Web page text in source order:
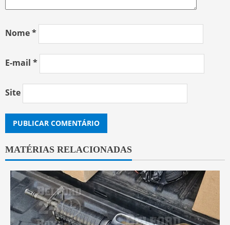
Nome*
E-mail *
Site
MATÉRIAS RELACIONADAS